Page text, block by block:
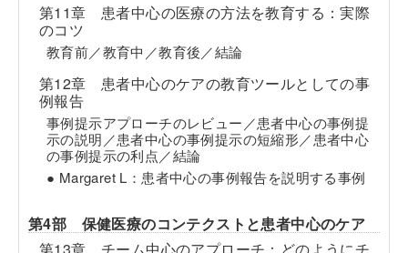
第11章 患者中心の医療の方法を教育する：実際
のコツ
教育前／教育中／教育後／結論
第12章 患者中心のケアの教育ツールとしての事
例報告
事例提示アプローチのレビュー／患者中心の事例提
示の説明／患者中心の事例提示の短縮形／患者中心
の事例提示の利点／結論
● Margaret L：患者中心の事例報告を説明する事例
第4部 保健医療のコンテクストと患者中心のケア